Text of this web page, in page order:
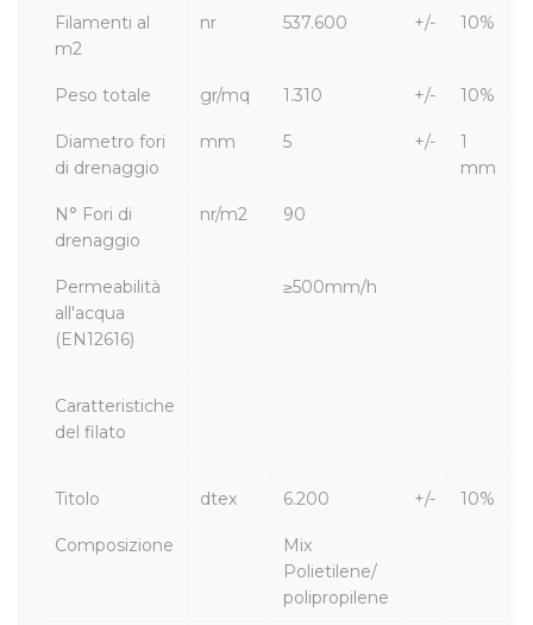
Filamenti al
m2
nr 537.600 +/- 10%
Peso totale gr/mq 1.310 +/- 10%
Diametro fori
di drenaggio
mm 5 +/-
1
mm
N° Fori di
drenaggio
nr/m2 90
Permeabilità
all'acqua
(EN12616)
≥500mm/h
Caratteristiche
del filato
Titolo dtex 6.200 +/- 10%
Composizione
Mix
Polietilene/
polipropilene